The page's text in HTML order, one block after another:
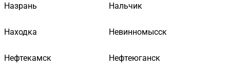
Назрань Нальчик
Находка Невинномысск
Нефтекамск Нефтеюганск